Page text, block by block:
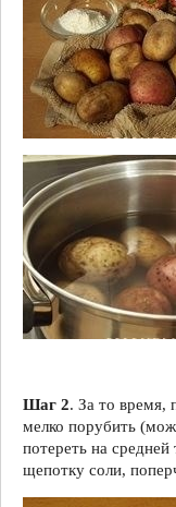
Шаг 2. За то время,
мелко порубить
потереть на
щепотку соли,